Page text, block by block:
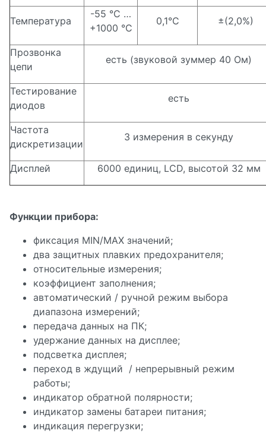
Температура
-55 °C …
+1000 °C
0,1°С ±(2,0%)
Прозвонка
цепи
есть (звуковой зуммер 40 Ом)
Тестирование
диодов
есть
Частота
дискретизации
3 измерения в секунду
Дисплей 6000 единиц, LCD, высотой 32 мм
Функции прибора:
фиксация MIN/MAX значений;
два защитных плавких предохранителя;
относительные измерения;
коэффициент заполнения;
автоматический / ручной режим выбора
диапазона измерений;
передача данных на ПК;
удержание данных на дисплее;
подсветка дисплея;
переход в ждущий / непрерывный режим
работы;
индикатор обратной полярности;
индикатор замены батареи питания;
индикация перегрузки;